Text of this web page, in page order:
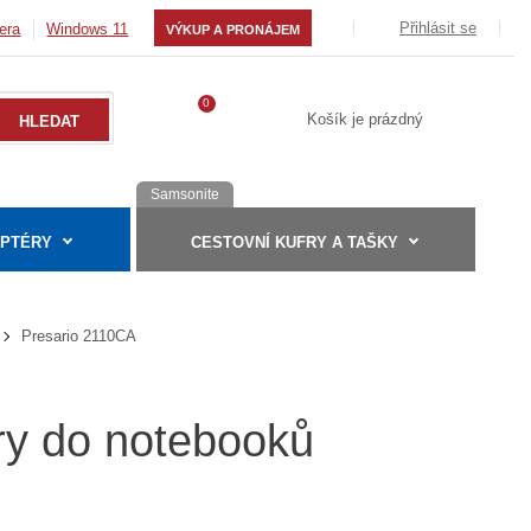
Windows 11 VÝKUP A PRONÁJEM Přihlásit se
0
Košík je prázdný
Samsonite
CESTOVNÍ KUFRY A TAŠKY
Presario 2110CA
do notebooků